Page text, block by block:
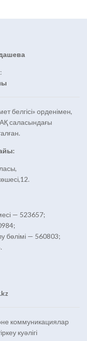
белгісі» орденімен,
саласындағы
— 523657;
бөлімі — 560803;
коммуникациялар
куәлігі